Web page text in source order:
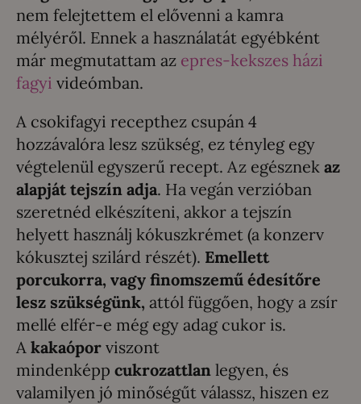
nem felejtettem el elővenni a kamra
mélyéről. Ennek a használatát egyébként
már megmutattam az epres-kekszes házi
fagyi videómban.
A csokifagyi recepthez csupán 4
hozzávalóra lesz szükség, ez tényleg egy
végtelenül egyszerű recept. Az egésznek az
alapját tejszín adja. Ha vegán verzióban
szeretnéd elkészíteni, akkor a tejszín
helyett használj kókuszkrémet (a konzerv
kókusztej szilárd részét). Emellett
porcukorra, vagy finomszemű édesítőre
lesz szükségünk, attól függően, hogy a zsír
mellé elfér-e még egy adag cukor is.
A kakaópor viszont
mindenképp cukrozattlan legyen, és
valamilyen jó minőségűt válassz, hiszen ez